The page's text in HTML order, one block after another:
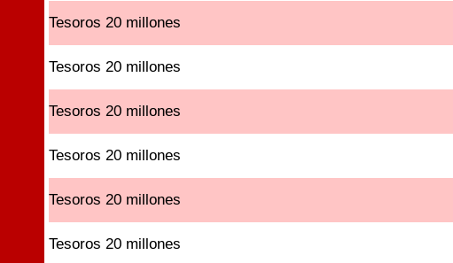
Tesoros 20 millones
Tesoros 20 millones
Tesoros 20 millones
Tesoros 20 millones
Tesoros 20 millones
Tesoros 20 millones